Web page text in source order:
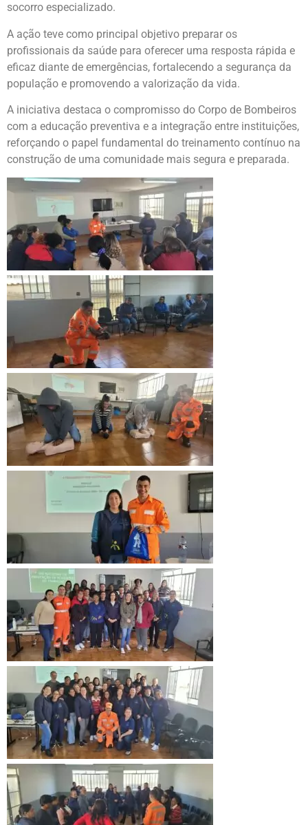
socorro especializado.
A ação teve como principal objetivo preparar os
profissionais da saúde para oferecer uma resposta rápida e
eficaz diante de emergências, fortalecendo a segurança da
população e promovendo a valorização da vida.
A iniciativa destaca o compromisso do Corpo de Bombeiros
com a educação preventiva e a integração entre instituições,
reforçando o papel fundamental do treinamento contínuo na
construção de uma comunidade mais segura e preparada.